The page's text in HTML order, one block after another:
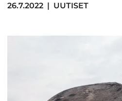
26.7.2022 | UUTISET